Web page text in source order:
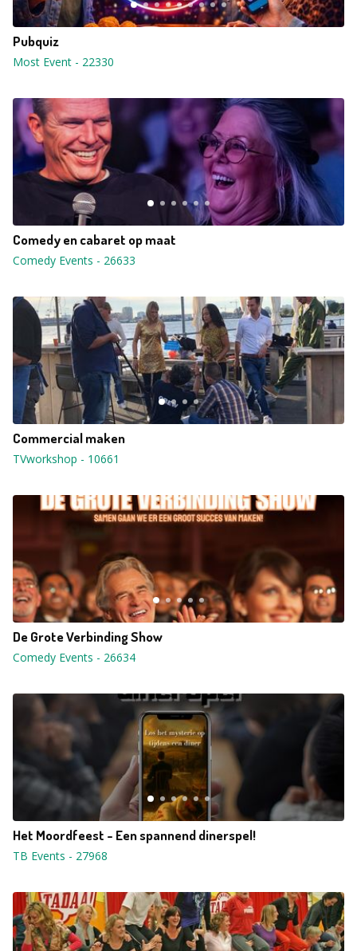
Pubquiz
Most Event - 22330
Comedy en cabaret op maat
Comedy Events - 26633
Commercial maken
TVworkshop - 10661
De Grote Verbinding Show
Comedy Events - 26634
Het Moordfeest - Een spannend dinerspel!
TB Events - 27968